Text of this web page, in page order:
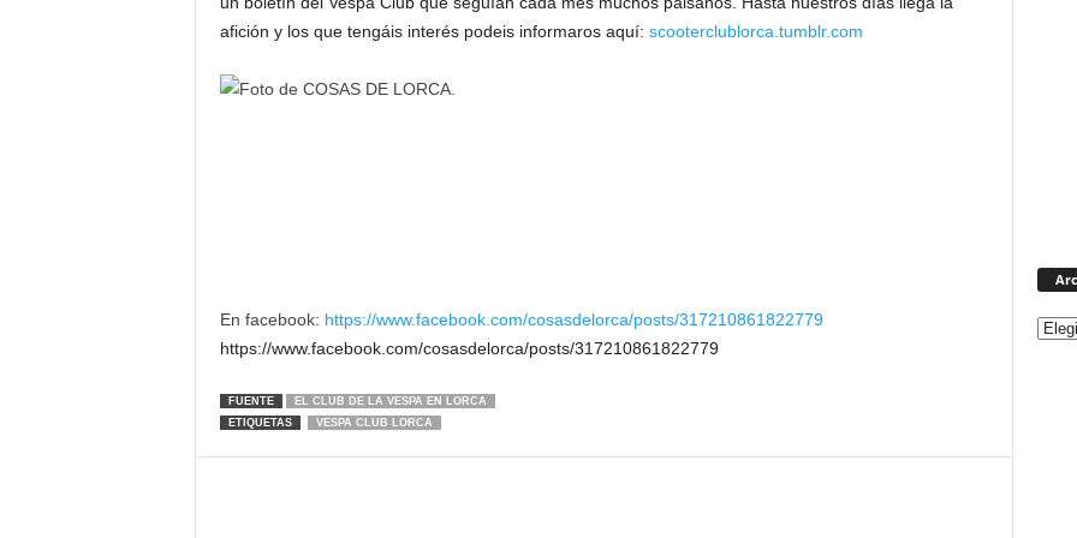
afición y los que tengáis interés podeis informaros aquí: scooterclublorca.tumblr.com
En facebook: https://www.facebook.com/cosasdelorca/posts/317210861822779
https://www.facebook.com/cosasdelorca/posts/317210861822779
FUENTE
EL CLUB DE LA VESPA EN LORCA
ETIQUETAS
VESPA CLUB LORCA